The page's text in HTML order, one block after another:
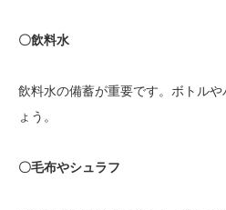
〇飲料水
飲料水の備蓄が重要です。ボトル
ょう。
〇毛布やシュラフ